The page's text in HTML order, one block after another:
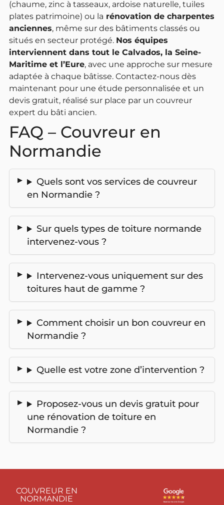
(chaume, zinc à tasseaux, ardoise naturelle, tuiles
plates patrimoine) ou la rénovation de charpentes
anciennes, même sur des bâtiments classés ou
situés en secteur protégé. Nos équipes
interviennent dans tout le Calvados, la Seine-
Maritime et l’Eure, avec une approche sur mesure
adaptée à chaque bâtisse. Contactez-nous dès
maintenant pour une étude personnalisée et un
devis gratuit, réalisé sur place par un couvreur
expert du bâti ancien.
FAQ – Couvreur en
Normandie
Quels sont vos services de couvreur
en Normandie ?
Sur quels types de toiture normande
intervenez-vous ?
Intervenez-vous uniquement sur des
toitures haut de gamme ?
Comment choisir un bon couvreur en
Normandie ?
Quelle est votre zone d’intervention ?
Proposez-vous un devis gratuit pour
une rénovation de toiture en
Normandie ?
COUVREUR EN
NORMANDIE